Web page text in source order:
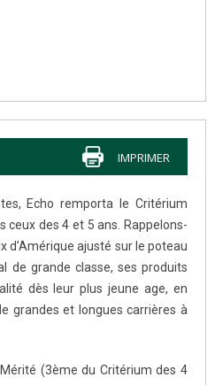
IMPRIMER
Echo remporta le Critérium
ceux des 4 et 5 ans. Rappelons-
d’Amérique ajusté sur le poteau
de grande classe, ses produits
dès leur plus jeune age, en
grandes et longues carrières à
(3ème du Critérium des 4